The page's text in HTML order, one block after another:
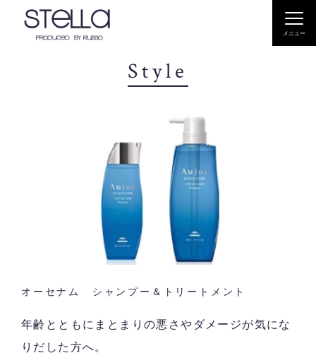
メニュー
Style
オーセナム シャンプー＆トリートメント
年齢とともにまとまりの悪さやダメージが気にな
りだした方へ。